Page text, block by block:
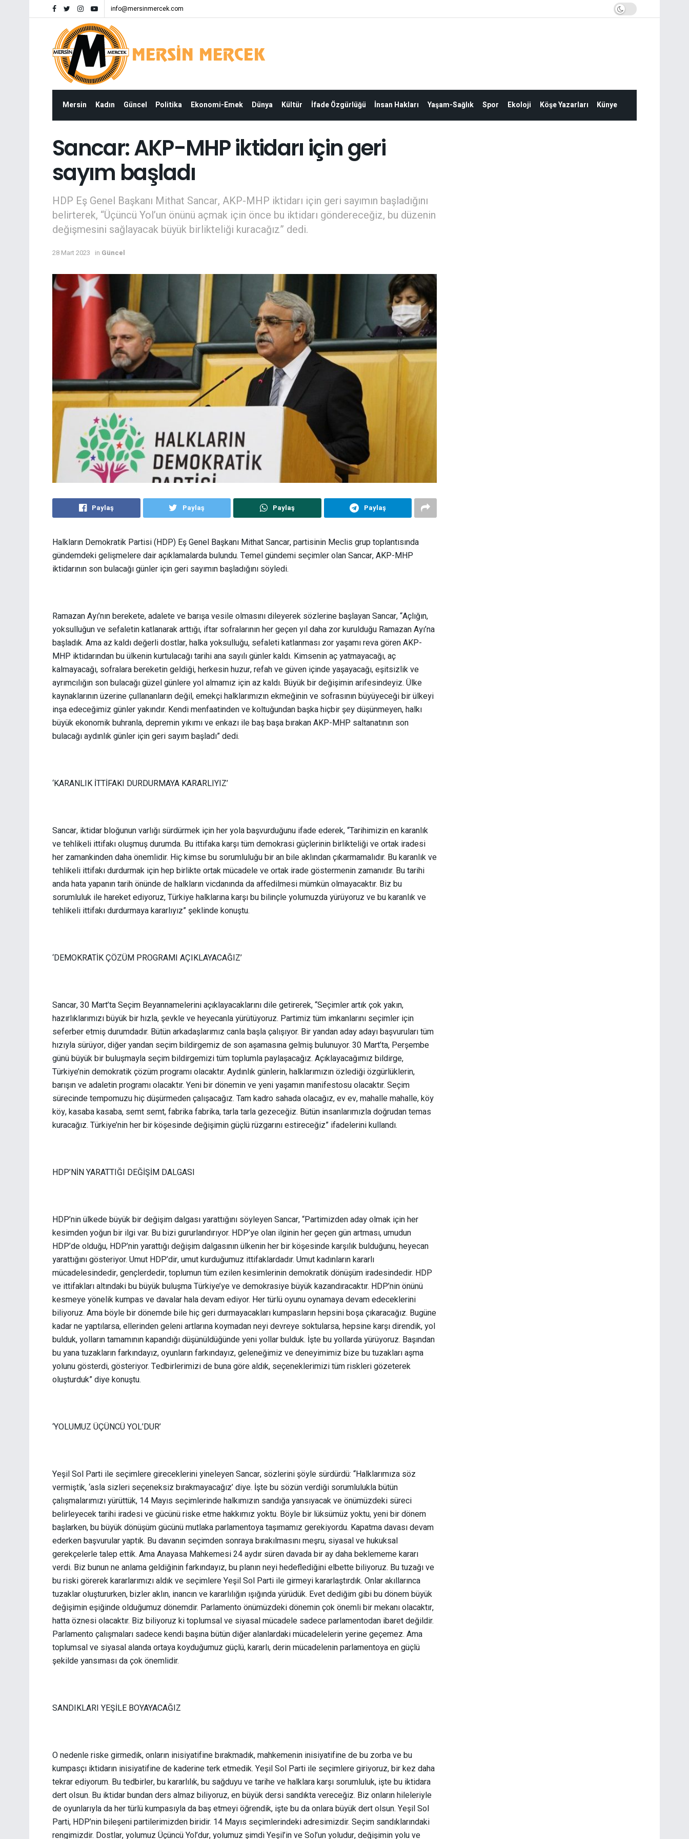
info@mersinmercek.com
Mersin Kadın Güncel Politika Ekonomi-Emek Dünya Kültür İfade Özgürlüğü İnsan Hakları Yaşam-Sağlık Spor Ekoloji Köşe Yazarları Künye
Sancar: AKP-MHP iktidarı için geri
sayım başladı
HDP Eş Genel Başkanı Mithat Sancar, AKP-MHP iktidarı için geri sayımın başladığını
belirterek, “Üçüncü Yol’un önünü açmak için önce bu iktidarı göndereceğiz, bu düzenin
değişmesini sağlayacak büyük birlikteliği kuracağız” dedi.
28 Mart 2023 in Güncel
Paylaş Paylaş Paylaş Paylaş
Halkların Demokratik Partisi (HDP) Eş Genel Başkanı Mithat Sancar, partisinin Meclis grup toplantısında
gündemdeki gelişmelere dair açıklamalarda bulundu. Temel gündemi seçimler olan Sancar, AKP-MHP
iktidarının son bulacağı günler için geri sayımın başladığını söyledi.
Ramazan Ayı’nın berekete, adalete ve barışa vesile olmasını dileyerek sözlerine başlayan Sancar, “Açlığın,
yoksulluğun ve sefaletin katlanarak arttığı, iftar sofralarının her geçen yıl daha zor kurulduğu Ramazan Ayı’na
başladık. Ama az kaldı değerli dostlar, halka yoksulluğu, sefaleti katlanması zor yaşamı reva gören AKP-
MHP iktidarından bu ülkenin kurtulacağı tarihi ana sayılı günler kaldı. Kimsenin aç yatmayacağı, aç
kalmayacağı, sofralara bereketin geldiği, herkesin huzur, refah ve güven içinde yaşayacağı, eşitsizlik ve
ayrımcılığın son bulacağı güzel günlere yol almamız için az kaldı. Büyük bir değişimin arifesindeyiz. Ülke
kaynaklarının üzerine çullananların değil, emekçi halklarımızın ekmeğinin ve sofrasının büyüyeceği bir ülkeyi
inşa edeceğimiz günler yakındır. Kendi menfaatinden ve koltuğundan başka hiçbir şey düşünmeyen, halkı
büyük ekonomik buhranla, depremin yıkımı ve enkazı ile baş başa bırakan AKP-MHP saltanatının son
bulacağı aydınlık günler için geri sayım başladı” dedi.
‘KARANLIK İTTİFAKI DURDURMAYA KARARLIYIZ’
Sancar, iktidar bloğunun varlığı sürdürmek için her yola başvurduğunu ifade ederek, “Tarihimizin en karanlık
ve tehlikeli ittifakı oluşmuş durumda. Bu ittifaka karşı tüm demokrasi güçlerinin birlikteliği ve ortak iradesi
her zamankinden daha önemlidir. Hiç kimse bu sorumluluğu bir an bile aklından çıkarmamalıdır. Bu karanlık ve
tehlikeli ittifakı durdurmak için hep birlikte ortak mücadele ve ortak irade göstermenin zamanıdır. Bu tarihi
anda hata yapanın tarih önünde de halkların vicdanında da affedilmesi mümkün olmayacaktır. Biz bu
sorumluluk ile hareket ediyoruz, Türkiye halklarına karşı bu bilinçle yolumuzda yürüyoruz ve bu karanlık ve
tehlikeli ittifakı durdurmaya kararlıyız” şeklinde konuştu.
‘DEMOKRATİK ÇÖZÜM PROGRAMI AÇIKLAYACAĞIZ’
Sancar, 30 Mart’ta Seçim Beyannamelerini açıklayacaklarını dile getirerek, “Seçimler artık çok yakın,
hazırlıklarımızı büyük bir hızla, şevkle ve heyecanla yürütüyoruz. Partimiz tüm imkanlarını seçimler için
seferber etmiş durumdadır. Bütün arkadaşlarımız canla başla çalışıyor. Bir yandan aday adayı başvuruları tüm
hızıyla sürüyor, diğer yandan seçim bildirgemiz de son aşamasına gelmiş bulunuyor. 30 Mart’ta, Perşembe
günü büyük bir buluşmayla seçim bildirgemizi tüm toplumla paylaşacağız. Açıklayacağımız bildirge,
Türkiye’nin demokratik çözüm programı olacaktır. Aydınlık günlerin, halklarımızın özlediği özgürlüklerin,
barışın ve adaletin programı olacaktır. Yeni bir dönemin ve yeni yaşamın manifestosu olacaktır. Seçim
sürecinde tempomuzu hiç düşürmeden çalışacağız. Tam kadro sahada olacağız, ev ev, mahalle mahalle, köy
köy, kasaba kasaba, semt semt, fabrika fabrika, tarla tarla gezeceğiz. Bütün insanlarımızla doğrudan temas
kuracağız. Türkiye’nin her bir köşesinde değişimin güçlü rüzgarını estireceğiz” ifadelerini kullandı.
HDP’NİN YARATTIĞI DEĞİŞİM DALGASI
HDP’nin ülkede büyük bir değişim dalgası yarattığını söyleyen Sancar, “Partimizden aday olmak için her
kesimden yoğun bir ilgi var. Bu bizi gururlandırıyor. HDP’ye olan ilginin her geçen gün artması, umudun
HDP’de olduğu, HDP’nin yarattığı değişim dalgasının ülkenin her bir köşesinde karşılık bulduğunu, heyecan
yarattığını gösteriyor. Umut HDP’dir, umut kurduğumuz ittifaklardadır. Umut kadınların kararlı
mücadelesindedir, gençlerdedir, toplumun tüm ezilen kesimlerinin demokratik dönüşüm iradesindedir. HDP
ve ittifakları altındaki bu büyük buluşma Türkiye’ye ve demokrasiye büyük kazandıracaktır. HDP’nin önünü
kesmeye yönelik kumpas ve davalar hala devam ediyor. Her türlü oyunu oynamaya devam edeceklerini
biliyoruz. Ama böyle bir dönemde bile hiç geri durmayacakları kumpasların hepsini boşa çıkaracağız. Bugüne
kadar ne yaptılarsa, ellerinden geleni artlarına koymadan neyi devreye soktularsa, hepsine karşı direndik, yol
bulduk, yolların tamamının kapandığı düşünüldüğünde yeni yollar bulduk. İşte bu yollarda yürüyoruz. Başından
bu yana tuzakların farkındayız, oyunların farkındayız, geleneğimiz ve deneyimimiz bize bu tuzakları aşma
yolunu gösterdi, gösteriyor. Tedbirlerimizi de buna göre aldık, seçeneklerimizi tüm riskleri gözeterek
oluşturduk” diye konuştu.
‘YOLUMUZ ÜÇÜNCÜ YOL’DUR’
Yeşil Sol Parti ile seçimlere gireceklerini yineleyen Sancar, sözlerini şöyle sürdürdü: “Halklarımıza söz
vermiştik, ‘asla sizleri seçeneksiz bırakmayacağız’ diye. İşte bu sözün verdiği sorumlulukla bütün
çalışmalarımızı yürüttük, 14 Mayıs seçimlerinde halkımızın sandığa yansıyacak ve önümüzdeki süreci
belirleyecek tarihi iradesi ve gücünü riske etme hakkımız yoktu. Böyle bir lüksümüz yoktu, yeni bir dönem
başlarken, bu büyük dönüşüm gücünü mutlaka parlamentoya taşımamız gerekiyordu. Kapatma davası devam
ederken başvurular yaptık. Bu davanın seçimden sonraya bırakılmasını meşru, siyasal ve hukuksal
gerekçelerle talep ettik. Ama Anayasa Mahkemesi 24 aydır süren davada bir ay daha beklememe kararı
verdi. Biz bunun ne anlama geldiğinin farkındayız, bu planın neyi hedeflediğini elbette biliyoruz. Bu tuzağı ve
bu riski görerek kararlarımızı aldık ve seçimlere Yeşil Sol Parti ile girmeyi kararlaştırdık. Onlar akıllarınca
tuzaklar oluştururken, bizler aklın, inancın ve kararlılığın ışığında yürüdük. Evet dediğim gibi bu dönem büyük
değişimin eşiğinde olduğumuz dönemdir. Parlamento önümüzdeki dönemin çok önemli bir mekanı olacaktır,
hatta öznesi olacaktır. Biz biliyoruz ki toplumsal ve siyasal mücadele sadece parlamentodan ibaret değildir.
Parlamento çalışmaları sadece kendi başına bütün diğer alanlardaki mücadelelerin yerine geçemez. Ama
toplumsal ve siyasal alanda ortaya koyduğumuz güçlü, kararlı, derin mücadelenin parlamentoya en güçlü
şekilde yansıması da çok önemlidir.
SANDIKLARI YEŞİLE BOYAYACAĞIZ
O nedenle riske girmedik, onların inisiyatifine bırakmadık, mahkemenin inisiyatifine de bu zorba ve bu
kumpasçı iktidarın inisiyatifine de kaderine terk etmedik. Yeşil Sol Parti ile seçimlere giriyoruz, bir kez daha
tekrar ediyorum. Bu tedbirler, bu kararlılık, bu sağduyu ve tarihe ve halklara karşı sorumluluk, işte bu iktidara
dert olsun. Bu iktidar bundan ders almaz biliyoruz, en büyük dersi sandıkta vereceğiz. Biz onların hileleriyle
de oyunlarıyla da her türlü kumpasıyla da baş etmeyi öğrendik, işte bu da onlara büyük dert olsun. Yeşil Sol
Parti, HDP’nin bileşeni partilerimizden biridir. 14 Mayıs seçimlerindeki adresimizdir. Seçim sandıklarındaki
rengimizdir. Dostlar, yolumuz Üçüncü Yol’dur, yolumuz şimdi Yeşil’in ve Sol’un yoludur, değişimin yolu ve